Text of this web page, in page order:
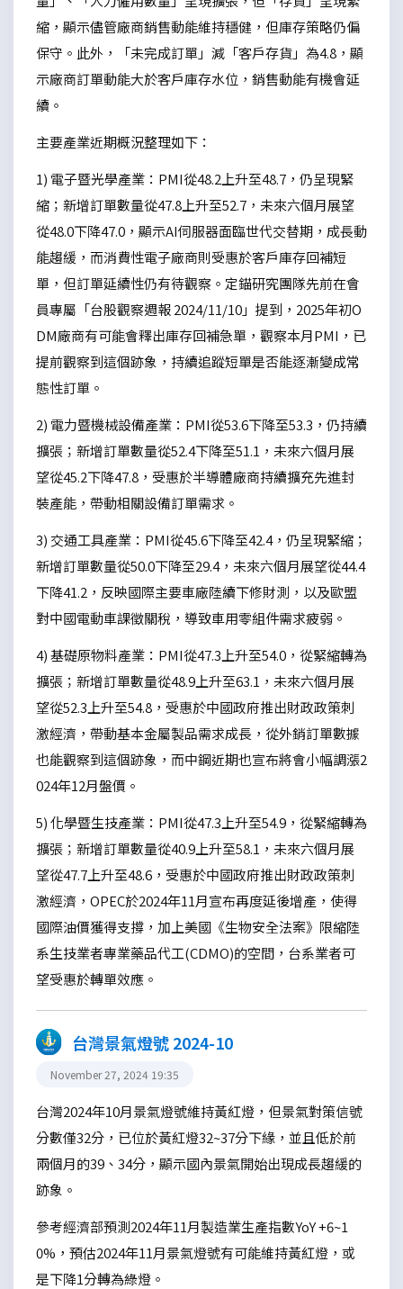
縮，顯示儘管廠商銷售動能維持穩健，但庫存策略仍偏
保守。此外，「未完成訂單」減「客戶存貨」為4.8，顯
示廠商訂單動能大於客戶庫存水位，銷售動能有機會延
續。
主要產業近期概況整理如下：
1) 電子暨光學產業：PMI從48.2上升至48.7，仍呈現緊
縮；新增訂單數量從47.8上升至52.7，未來六個月展望
從48.0下降47.0，顯示AI伺服器面臨世代交替期，成長動
能趨緩，而消費性電子廠商則受惠於客戶庫存回補短
單，但訂單延續性仍有待觀察。定錨研究團隊先前在會
員專屬「台股觀察週報 2024/11/10」提到，2025年初O
DM廠商有可能會釋出庫存回補急單，觀察本月PMI，已
提前觀察到這個跡象，持續追蹤短單是否能逐漸變成常
態性訂單。
2) 電力暨機械設備產業：PMI從53.6下降至53.3，仍持續
擴張；新增訂單數量從52.4下降至51.1，未來六個月展
望從45.2下降47.8，受惠於半導體廠商持續擴充先進封
裝產能，帶動相關設備訂單需求。
3) 交通工具產業：PMI從45.6下降至42.4，仍呈現緊縮；
新增訂單數量從50.0下降至29.4，未來六個月展望從44.4
下降41.2，反映國際主要車廠陸續下修財測，以及歐盟
對中國電動車課徵關稅，導致車用零組件需求疲弱。
4) 基礎原物料產業：PMI從47.3上升至54.0，從緊縮轉為
擴張；新增訂單數量從48.9上升至63.1，未來六個月展
望從52.3上升至54.8，受惠於中國政府推出財政政策刺
激經濟，帶動基本金屬製品需求成長，從外銷訂單數據
也能觀察到這個跡象，而中鋼近期也宣布將會小幅調漲2
024年12月盤價。
5) 化學暨生技產業：PMI從47.3上升至54.9，從緊縮轉為
擴張；新增訂單數量從40.9上升至58.1，未來六個月展
望從47.7上升至48.6，受惠於中國政府推出財政政策刺
激經濟，OPEC於2024年11月宣布再度延後增產，使得
國際油價獲得支撐，加上美國《生物安全法案》限縮陸
系生技業者專業藥品代工(CDMO)的空間，台系業者可
望受惠於轉單效應。
台灣景氣燈號 2024-10
November 27, 2024 19:35
台灣2024年10月景氣燈號維持黃紅燈，但景氣對策信號
分數僅32分，已位於黃紅燈32~37分下緣，並且低於前
兩個月的39、34分，顯示國內景氣開始出現成長趨緩的
跡象。
參考經濟部預測2024年11月製造業生產指數YoY +6~1
0%，預估2024年11月景氣燈號有可能維持黃紅燈，或
是下降1分轉為綠燈。